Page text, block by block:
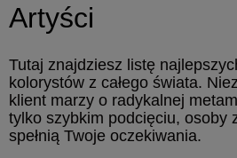
Artyści
Tutaj znajdziesz listę
kolorystów z całego świata.
klient marzy o radykalnej
tylko szybkim podcięciu, osoby
spełnią Twoje oczekiwania.